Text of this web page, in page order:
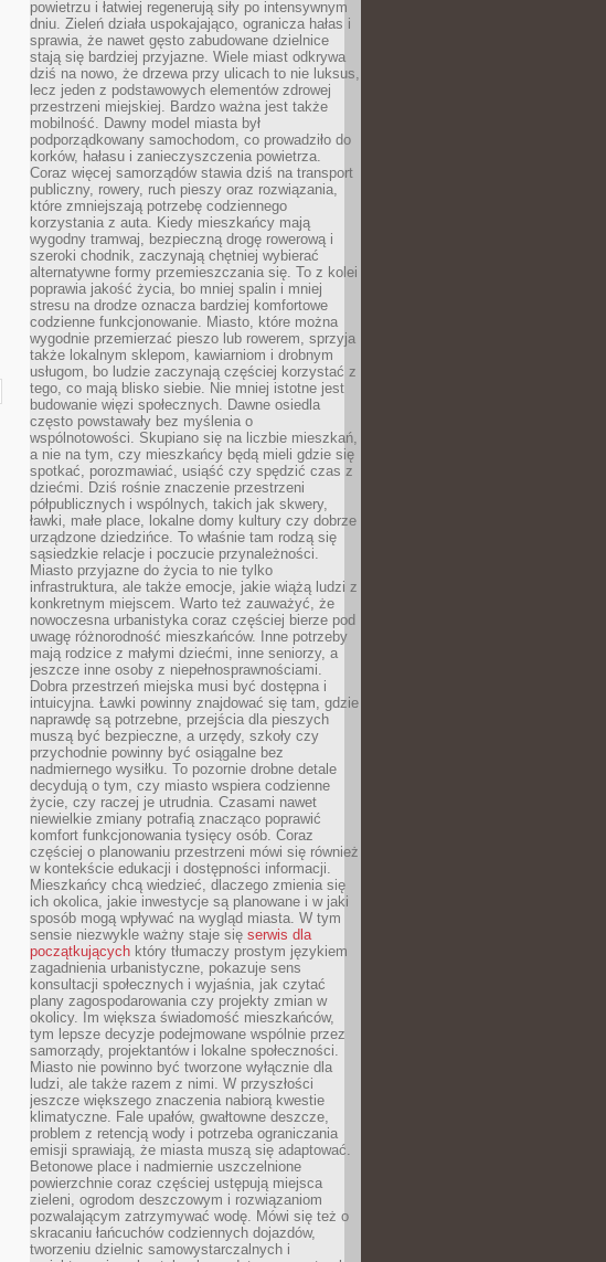
powietrzu i łatwiej regenerują siły po intensywnym
dniu. Zieleń działa uspokajająco, ogranicza hałas i
sprawia, że nawet gęsto zabudowane dzielnice
stają się bardziej przyjazne. Wiele miast odkrywa
dziś na nowo, że drzewa przy ulicach to nie luksus,
lecz jeden z podstawowych elementów zdrowej
przestrzeni miejskiej. Bardzo ważna jest także
mobilność. Dawny model miasta był
podporządkowany samochodom, co prowadziło do
korków, hałasu i zanieczyszczenia powietrza.
Coraz więcej samorządów stawia dziś na transport
publiczny, rowery, ruch pieszy oraz rozwiązania,
które zmniejszają potrzebę codziennego
korzystania z auta. Kiedy mieszkańcy mają
wygodny tramwaj, bezpieczną drogę rowerową i
szeroki chodnik, zaczynają chętniej wybierać
alternatywne formy przemieszczania się. To z kolei
poprawia jakość życia, bo mniej spalin i mniej
stresu na drodze oznacza bardziej komfortowe
codzienne funkcjonowanie. Miasto, które można
wygodnie przemierzać pieszo lub rowerem, sprzyja
także lokalnym sklepom, kawiarniom i drobnym
usługom, bo ludzie zaczynają częściej korzystać z
tego, co mają blisko siebie. Nie mniej istotne jest
budowanie więzi społecznych. Dawne osiedla
często powstawały bez myślenia o
wspólnotowości. Skupiano się na liczbie mieszkań,
a nie na tym, czy mieszkańcy będą mieli gdzie się
spotkać, porozmawiać, usiąść czy spędzić czas z
dziećmi. Dziś rośnie znaczenie przestrzeni
półpublicznych i wspólnych, takich jak skwery,
ławki, małe place, lokalne domy kultury czy dobrze
urządzone dziedzińce. To właśnie tam rodzą się
sąsiedzkie relacje i poczucie przynależności.
Miasto przyjazne do życia to nie tylko
infrastruktura, ale także emocje, jakie wiążą ludzi z
konkretnym miejscem. Warto też zauważyć, że
nowoczesna urbanistyka coraz częściej bierze pod
uwagę różnorodność mieszkańców. Inne potrzeby
mają rodzice z małymi dziećmi, inne seniorzy, a
jeszcze inne osoby z niepełnosprawnościami.
Dobra przestrzeń miejska musi być dostępna i
intuicyjna. Ławki powinny znajdować się tam, gdzie
naprawdę są potrzebne, przejścia dla pieszych
muszą być bezpieczne, a urzędy, szkoły czy
przychodnie powinny być osiągalne bez
nadmiernego wysiłku. To pozornie drobne detale
decydują o tym, czy miasto wspiera codzienne
życie, czy raczej je utrudnia. Czasami nawet
niewielkie zmiany potrafią znacząco poprawić
komfort funkcjonowania tysięcy osób. Coraz
częściej o planowaniu przestrzeni mówi się również
w kontekście edukacji i dostępności informacji.
Mieszkańcy chcą wiedzieć, dlaczego zmienia się
ich okolica, jakie inwestycje są planowane i w jaki
sposób mogą wpływać na wygląd miasta. W tym
sensie niezwykle ważny staje się serwis dla
początkujących który tłumaczy prostym językiem
zagadnienia urbanistyczne, pokazuje sens
konsultacji społecznych i wyjaśnia, jak czytać
plany zagospodarowania czy projekty zmian w
okolicy. Im większa świadomość mieszkańców,
tym lepsze decyzje podejmowane wspólnie przez
samorządy, projektantów i lokalne społeczności.
Miasto nie powinno być tworzone wyłącznie dla
ludzi, ale także razem z nimi. W przyszłości
jeszcze większego znaczenia nabiorą kwestie
klimatyczne. Fale upałów, gwałtowne deszcze,
problem z retencją wody i potrzeba ograniczania
emisji sprawiają, że miasta muszą się adaptować.
Betonowe place i nadmiernie uszczelnione
powierzchnie coraz częściej ustępują miejsca
zieleni, ogrodom deszczowym i rozwiązaniom
pozwalającym zatrzymywać wodę. Mówi się też o
skracaniu łańcuchów codziennych dojazdów,
tworzeniu dzielnic samowystarczalnych i